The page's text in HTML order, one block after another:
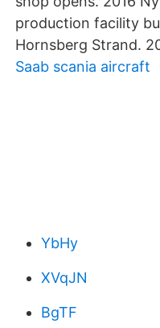
production facility
Hornsberg Strand.
Saab scania aircraft
YbHy
XVqJN
BgTF